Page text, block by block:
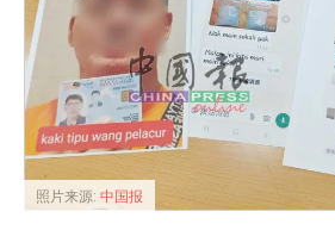
照片来源: 中国报